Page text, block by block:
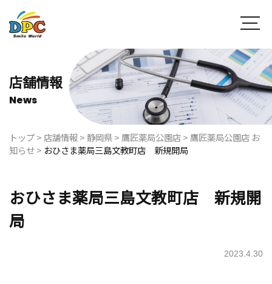
店舗情報
News
トップ> 店舗情報>静岡県>鷹匠薬局公園店>鷹匠薬局公園店 お
知らせ> おひさま薬局三島文教町店 新規開局
おひさま薬局三島文教町店 新規開
局
2023.4.30